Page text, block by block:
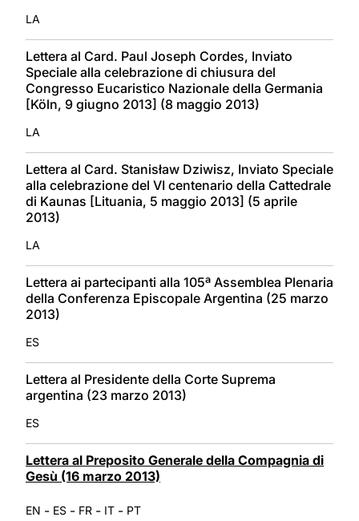
LA
Lettera al Card. Paul Joseph Cordes, Inviato
Speciale alla celebrazione di chiusura del
Congresso Eucaristico Nazionale della Germania
[Köln, 9 giugno 2013] (8 maggio 2013)
LA
Lettera al Card. Stanisław Dziwisz, Inviato Speciale
alla celebrazione del VI centenario della Cattedrale
di Kaunas [Lituania, 5 maggio 2013] (5 aprile
2013)
LA
Lettera ai partecipanti alla 105ª Assemblea Plenaria
della Conferenza Episcopale Argentina (25 marzo
2013)
ES
Lettera al Presidente della Corte Suprema
argentina (23 marzo 2013)
ES
Lettera al Preposito Generale della Compagnia di
Gesù (16 marzo 2013)
EN - ES - FR - IT - PT